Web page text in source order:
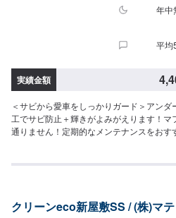
年中
平均
実績金額
＜サビから愛車をしっかりガード＞アン
工でサビ防止＋輝きがよみがえります！
通りません！定期的なメンテナンスをお
（施工時間：15分）⚫︎軽四：4,400円⚫︎普
クリーンeco新屋敷SS / (株)マ